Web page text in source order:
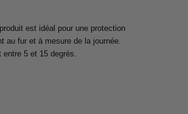
est idéal pour une protection
au fur et à mesure de la journée.
entre 5 et 15 degrés.